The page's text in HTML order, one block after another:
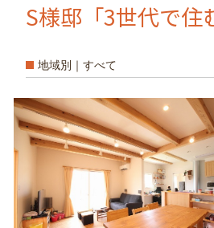
S様邸「3世代で住
地域別｜すべて